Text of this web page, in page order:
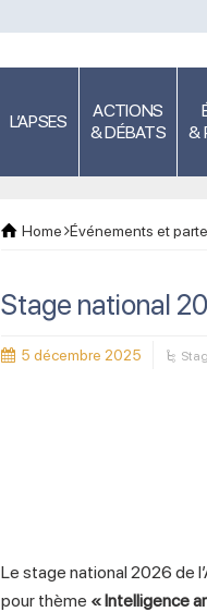
L’APSES
ACTIONS
& DÉBATS
&
Home Événements et
Stage national
5 décembre 2025
Le stage national 2026 de
pour thème « Intelligence